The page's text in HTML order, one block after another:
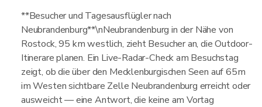
**Besucher und Tagesausflügler nach
Neubrandenburg**\nNeubrandenburg in der Nähe von
Rostock, 95 km westlich, zieht Besucher an, die Outdoor-
Itinerare planen. Ein Live-Radar-Check am Besuchstag
zeigt, ob die über den Mecklenburgischen Seen auf 65m
im Westen sichtbare Zelle Neubrandenburg erreicht oder
ausweicht — eine Antwort, die keine am Vortag